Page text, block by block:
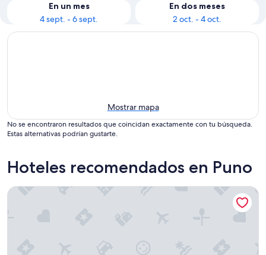
En un mes
4 sept. - 6 sept.
En dos meses
2 oct. - 4 oct.
Mostrar mapa
No se encontraron resultados que coincidan exactamente con tu búsqueda.
Estas alternativas podrían gustarte.
Hoteles recomendados en Puno
GHL Hotel Lago Titicaca